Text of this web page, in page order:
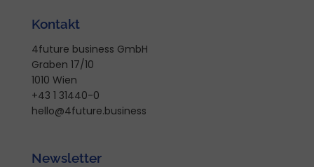
Kontakt
4future business GmbH
Graben 17/10
1010 Wien
+43 1 31440-0
hello@4future.business
Newsletter